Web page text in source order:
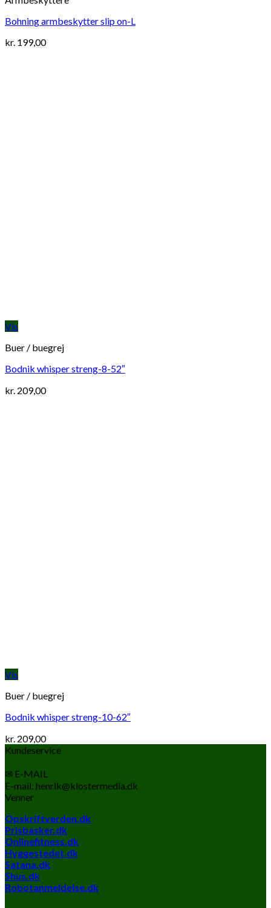
Bohning armbeskytter slip on-L
kr. 199,00
Vis
Buer / buegrej
Bodnik whisper streng-8-52″
kr. 209,00
Vis
Buer / buegrej
Bodnik whisper streng-10-62″
kr. 209,00
Kundeservice
✉ E-MAIL
E-mail: henrik@klostermedia.dk
Venner
Opskriftverden.dk
Prisbasker.dk
Onlinefitness.dk
Hyggestedet.dk
Satana.dk
Shus.dk
Robotanmeldelse.dk